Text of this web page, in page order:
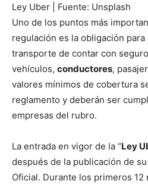
Ley Uber | Fuente: Unsplash
Uno de los puntos más
regulación es la obligación para
transporte de contar con
vehículos, conductores,
valores mínimos de cobertura
reglamento y deberán ser
empresas del rubro.
La entrada en vigor de la “Ley
después de la publicación de
Oficial. Durante los primeros